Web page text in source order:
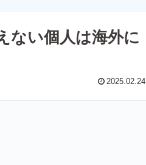
ない個人は海外に
2025.02.24